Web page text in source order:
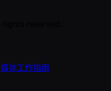
媒体工作指南